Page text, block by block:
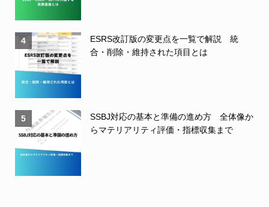
4
ESRS改訂版の変更点を一覧で解説 統
合・削除・維持された項目とは
5
SSBJ対応の基本と準備の進め方 全体像か
らマテリアリティ評価・指標収集まで